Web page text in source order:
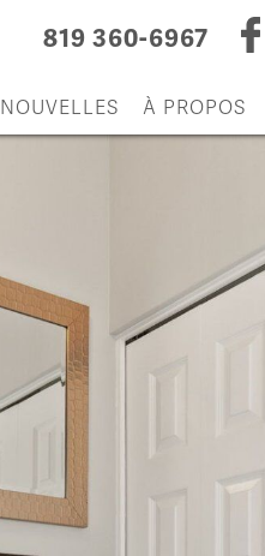
819 360-6967
NOUVELLES À PROPOS